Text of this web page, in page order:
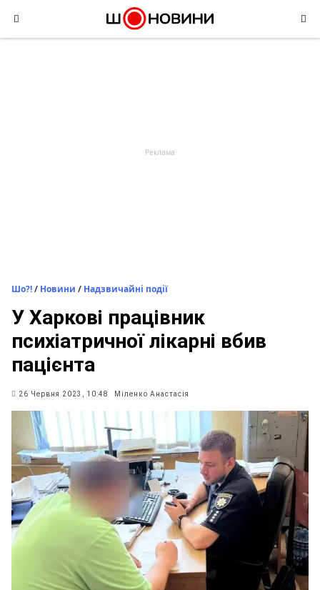
content
Шо?!/ Новини / Надзвичайні події
У Харкові працівник
психіатричної лікарні вбив
пацієнта
26 Червня 2023, 10:48 Міленко Анастасія